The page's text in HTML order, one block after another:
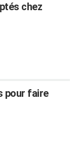
chez
pour faire